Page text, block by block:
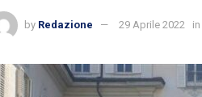
by Redazione 29 Aprile 2022 in